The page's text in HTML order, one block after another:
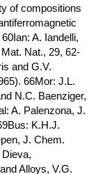
of compositions
A. Iandelli,
Nat., 29, 62-
and G.V.
66Mor: J.L.
N.C. Baenziger,
A. Palenzona, J.
K.H.J.
J. Chem.
Alloys, V.G.